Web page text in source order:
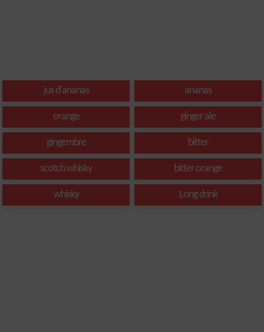
jus d'ananas ananas
orange ginger ale
gingembre bitter
scotch whisky bitter orange
whisky Long drink